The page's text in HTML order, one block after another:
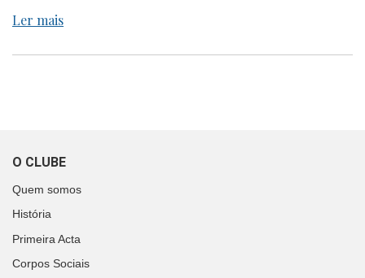
Ler mais
O CLUBE
Quem somos
História
Primeira Acta
Corpos Sociais